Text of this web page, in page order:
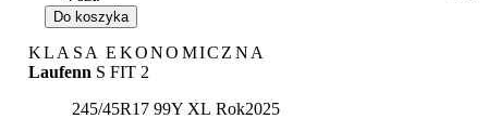
Do koszyka
KLASA EKONOMICZNA
Laufenn S FIT 2
245/45R17 99Y XL Rok2025